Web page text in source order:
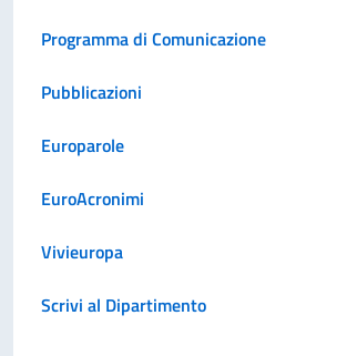
Programma di Comunicazione
Pubblicazioni
Europarole
EuroAcronimi
Vivieuropa
Scrivi al Dipartimento